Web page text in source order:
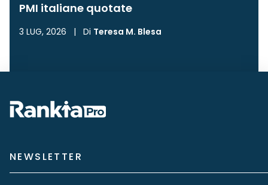
PMI italiane quotate
3 LUG, 2026 | Di Teresa M. Blesa
NEWSLETTER